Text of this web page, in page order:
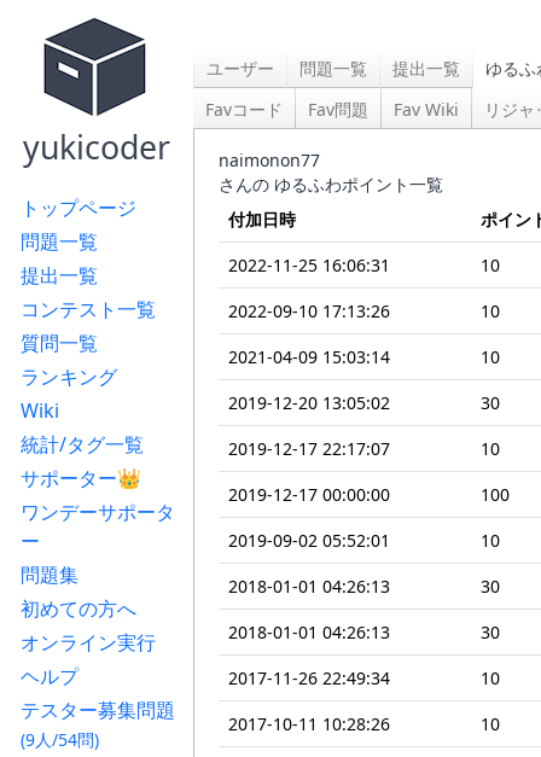
yukicoder
トップページ
問題一覧
提出一覧
コンテスト一覧
質問一覧
ランキング
Wiki
統計/タグ一覧
サポーター👑
ワンデーサポータ
ー
問題集
初めての方へ
オンライン実行
ヘルプ
テスター募集問題
(9人/54問)
ユーザー 問題一覧 提出一覧
ゆる
Favコード
Fav問題 Fav Wiki リジ
naimonon77
さんの ゆるふわポイント一覧
付加日時
ポイン
2022-11-25 16:06:31
10
2022-09-10 17:13:26
10
2021-04-09 15:03:14
10
2019-12-20 13:05:02
30
2019-12-17 22:17:07
10
2019-12-17 00:00:00
100
2019-09-02 05:52:01
10
2018-01-01 04:26:13
30
2018-01-01 04:26:13
30
2017-11-26 22:49:34
10
2017-10-11 10:28:26
10